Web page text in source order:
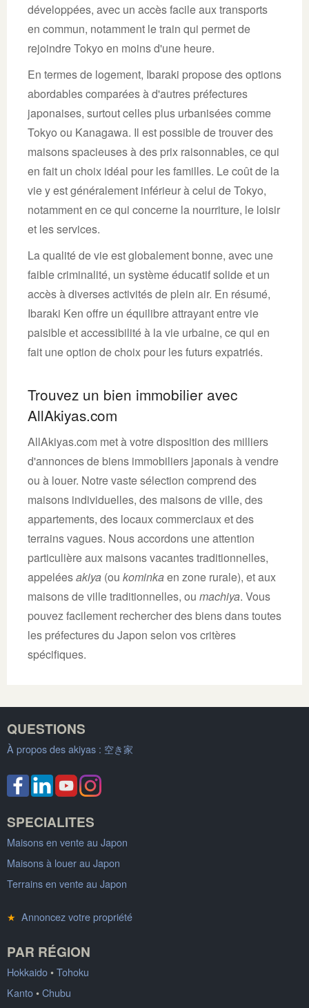
développées, avec un accès facile aux transports
en commun, notamment le train qui permet de
rejoindre Tokyo en moins d'une heure.
En termes de logement, Ibaraki propose des options
abordables comparées à d'autres préfectures
japonaises, surtout celles plus urbanisées comme
Tokyo ou Kanagawa. Il est possible de trouver des
maisons spacieuses à des prix raisonnables, ce qui
en fait un choix idéal pour les familles. Le coût de la
vie y est généralement inférieur à celui de Tokyo,
notamment en ce qui concerne la nourriture, le loisir
et les services.
La qualité de vie est globalement bonne, avec une
faible criminalité, un système éducatif solide et un
accès à diverses activités de plein air. En résumé,
Ibaraki Ken offre un équilibre attrayant entre vie
paisible et accessibilité à la vie urbaine, ce qui en
fait une option de choix pour les futurs expatriés.
Trouvez un bien immobilier avec
AllAkiyas.com
AllAkiyas.com met à votre disposition des milliers
d'annonces de biens immobiliers japonais à vendre
ou à louer. Notre vaste sélection comprend des
maisons individuelles, des maisons de ville, des
appartements, des locaux commerciaux et des
terrains vagues. Nous accordons une attention
particulière aux maisons vacantes traditionnelles,
appeléesakiya (ou kominkaen zone rurale), et aux
maisons de ville traditionnelles, ou machiya. Vous
pouvez facilement rechercher des biens dans toutes
les préfectures du Japon selon vos critères
spécifiques.
QUESTIONS
À propos des akiyas : 空き家
SPECIALITES
Maisons en vente au Japon
Maisons à louer au Japon
Terrains en vente au Japon
★ Annoncez votre propriété
PAR RÉGION
Hokkaido•Tohoku
Kanto•Chubu